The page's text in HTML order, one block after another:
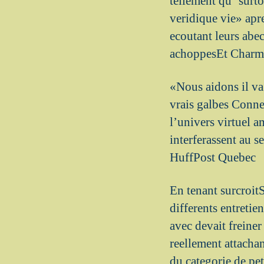
veridique vie»
ecoutant leurs
achoppesEt
«Nous aidons il
vrais galbes
l’univers virtuel
interferassent au
HuffPost Quebec
En tenant
differents
avec devait
reellement